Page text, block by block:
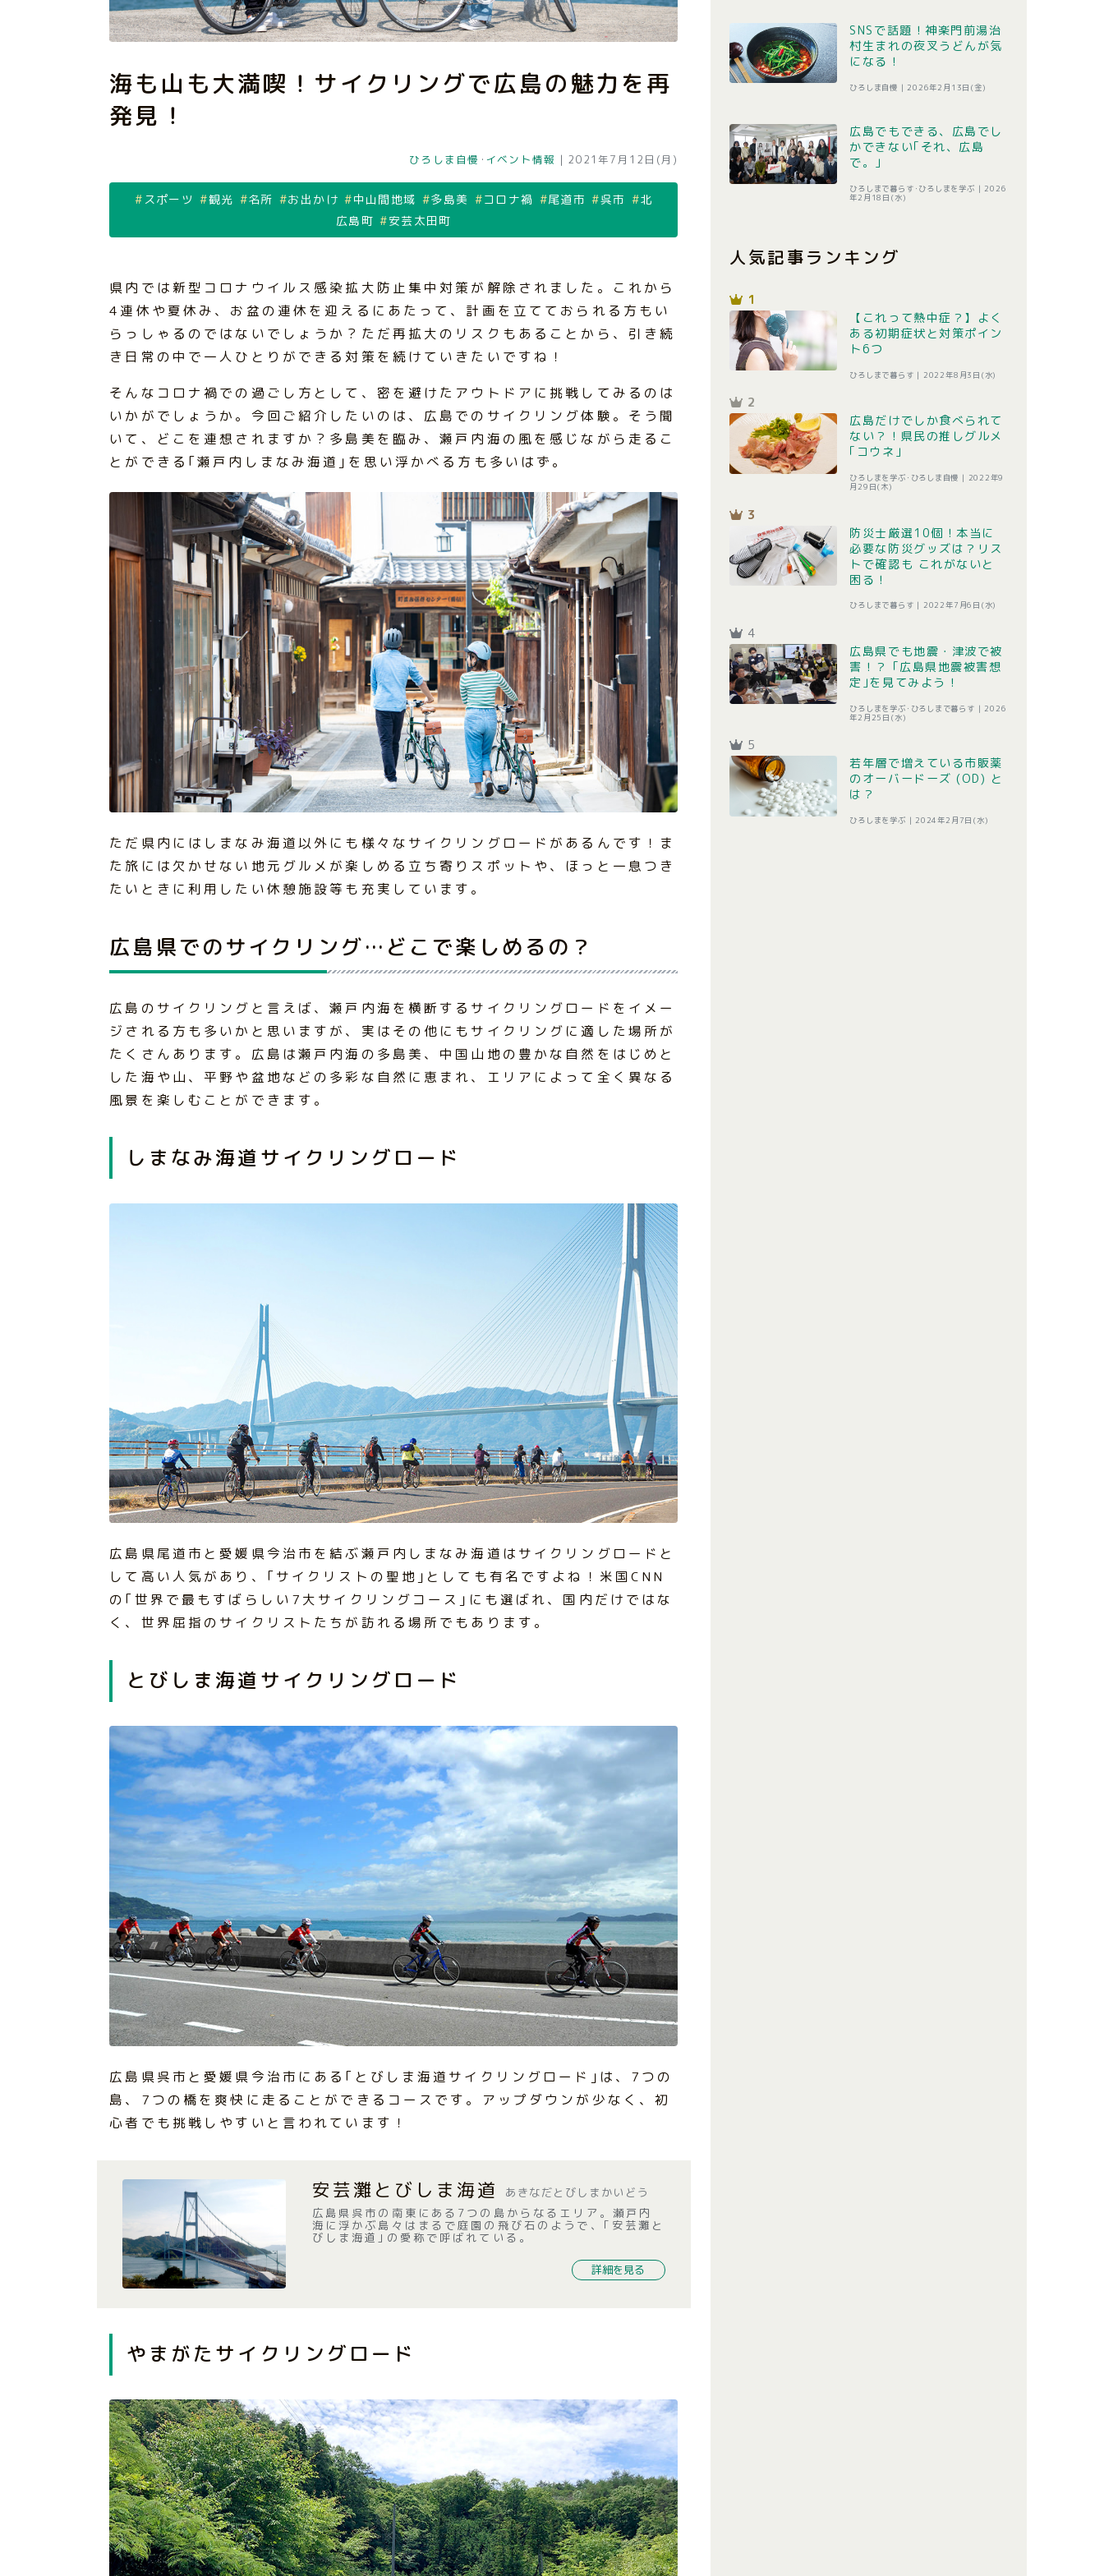
海も山も大満喫！サイクリングで広島の魅力を再
発見！
ひろしま自慢 ･ イベント情報 | 2021年7月12日(月)
スポーツ 観光 名所 お出かけ 中山間地域 多島美 コロナ禍 尾道市 呉市
北
広島町
安芸太田町
県内では新型コロナウイルス感染拡大防止集中対策が解除されました。これから
4連休や夏休み、お盆の連休を迎えるにあたって、計画を立てておられる方もい
らっしゃるのではないでしょうか？ただ再拡大のリスクもあることから、引き続
き日常の中で一人ひとりができる対策を続けていきたいですね！
そんなコロナ禍での過ごし方として、密を避けたアウトドアに挑戦してみるのは
いかがでしょうか。今回ご紹介したいのは、広島でのサイクリング体験。そう聞
いて、どこを連想されますか？多島美を臨み、瀬戸内海の風を感じながら走るこ
とができる｢瀬戸内しまなみ海道｣を思い浮かべる方も多いはず。
ただ県内にはしまなみ海道以外にも様々なサイクリングロードがあるんです！ま
た旅には欠かせない地元グルメが楽しめる立ち寄りスポットや、ほっと一息つき
たいときに利用したい休憩施設等も充実しています。
広島県でのサイクリング…どこで楽しめるの？
広島のサイクリングと言えば、瀬戸内海を横断するサイクリングロードをイメー
ジされる方も多いかと思いますが、実はその他にもサイクリングに適した場所が
たくさんあります。広島は瀬戸内海の多島美、中国山地の豊かな自然をはじめと
した海や山、平野や盆地などの多彩な自然に恵まれ、エリアによって全く異なる
風景を楽しむことができます。
しまなみ海道サイクリングロード
広島県尾道市と愛媛県今治市を結ぶ瀬戸内しまなみ海道はサイクリングロードと
して高い人気があり、｢サイクリストの聖地｣としても有名ですよね！米国CNN
の｢世界で最もすばらしい7大サイクリングコース｣にも選ばれ、国内だけではな
く、世界屈指のサイクリストたちが訪れる場所でもあります。
とびしま海道サイクリングロード
広島県呉市と愛媛県今治市にある｢とびしま海道サイクリングロード｣は、7つの
島、7つの橋を爽快に走ることができるコースです。アップダウンが少なく、初
心者でも挑戦しやすいと言われています！
安芸灘とびしま海道
あきなだとびしまかいどう
広島県呉市の南東にある7つの島からなるエリア。瀬戸内
海に浮かぶ島々はまるで庭園の飛び石のようで、｢安芸灘と
びしま海道｣の愛称で呼ばれている。
詳細を見る
やまがたサイクリングロード
SNSで話題！神楽門前湯治
村生まれの夜叉うどんが気
になる！
ひろしま自慢 | 2026年2月13日(金)
広島でもできる、広島でし
かできない｢それ、広島
で。｣
ひろしまで暮らす･ひろしまを学ぶ | 2026
年2月18日(水)
人気記事ランキング
1
【これって熱中症？】よく
ある初期症状と対策ポイン
ト6つ
ひろしまで暮らす | 2022年8月3日(水)
2
広島だけでしか食べられて
ない？！県民の推しグルメ
｢コウネ｣
ひろしまを学ぶ･ひろしま自慢 | 2022年9
月29日(木)
3
防災士厳選10個！本当に
必要な防災グッズは？リス
トで確認も これがないと
困る！
ひろしまで暮らす | 2022年7月6日(水)
4
広島県でも地震・津波で被
害！？ ｢広島県地震被害想
定｣を見てみよう！
ひろしまを学ぶ･ひろしまで暮らす | 2026
年2月25日(水)
5
若年層で増えている市販薬
のオーバードーズ (OD) と
は？
ひろしまを学ぶ | 2024年2月7日(水)